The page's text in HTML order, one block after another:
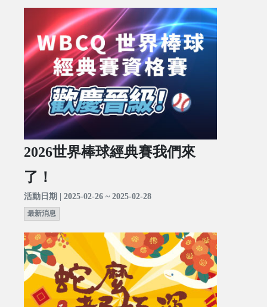
2026世界棒球經典賽我們來
了！
活動日期 | 2025-02-26 ~ 2025-02-28
最新消息